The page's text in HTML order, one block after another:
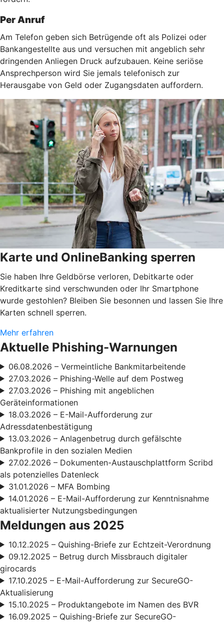
Per Anruf
Am Telefon geben sich Betrügende oft als Polizei oder
Bankangestellte aus und versuchen mit angeblich sehr
dringenden Anliegen Druck aufzubauen. Keine seriöse
Ansprechperson wird Sie jemals telefonisch zur
Herausgabe von Geld oder Zugangsdaten auffordern.
Karte und OnlineBanking sperren
Sie haben Ihre Geldbörse verloren, Debitkarte oder
Kreditkarte sind verschwunden oder Ihr Smartphone
wurde gestohlen? Bleiben Sie besonnen und lassen Sie Ihre
Karten schnell sperren.
Mehr erfahren
Aktuelle Phishing-Warnungen
06.08.2026 – Vermeintliche Bankmitarbeitende
27.03.2026 – Phishing-Welle auf dem Postweg
27.03.2026 – Phishing mit angeblichen
Geräteinformationen
18.03.2026 – E-Mail-Aufforderung zur
Adressdatenbestätigung
13.03.2026 – Anlagenbetrug durch gefälschte
Bankprofile in den sozialen Medien
27.02.2026 – Dokumenten-Austauschplattform Scribd
als potenzielles Datenleck
31.01.2026 – MFA Bombing
14.01.2026 – E-Mail-Aufforderung zur Kenntnisnahme
aktualisierter Nutzungsbedingungen
Meldungen aus 2025
10.12.2025 – Quishing-Briefe zur Echtzeit-Verordnung
09.12.2025 – Betrug durch Missbrauch digitaler
girocards
17.10.2025 – E-Mail-Aufforderung zur SecureGO-
Aktualisierung
15.10.2025 – Produktangebote im Namen des BVR
16.09.2025 – Quishing-Briefe zur SecureGO-